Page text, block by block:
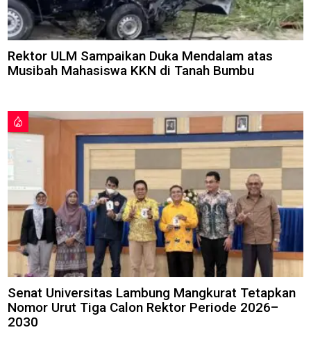
Rektor ULM Sampaikan Duka Mendalam atas
Musibah Mahasiswa KKN di Tanah Bumbu
Senat Universitas Lambung Mangkurat Tetapkan
Nomor Urut Tiga Calon Rektor Periode 2026–
2030